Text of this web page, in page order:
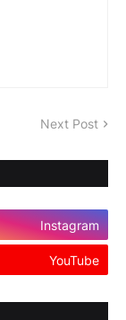
Next Post
Instagram
YouTube